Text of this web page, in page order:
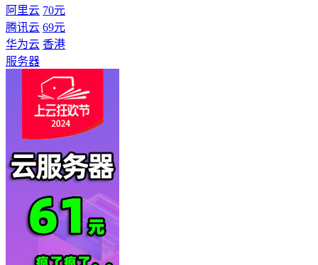
阿里云 70元
腾讯云 69元
华为云 香港
服务器